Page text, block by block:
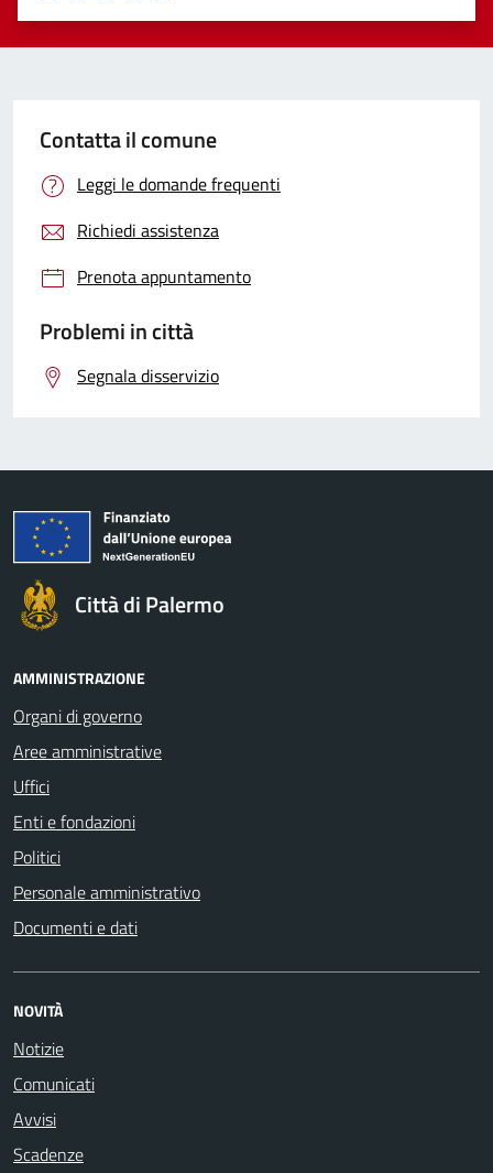
Valuta 5 stelle su 5
Valuta 4 stelle su 5
Valuta 3 stelle su 5
Valuta 2 stelle su 5
Valuta 1 stelle su 5
Contatta il comune
Leggi le domande frequenti
Richiedi assistenza
Prenota appuntamento
Problemi in città
Segnala disservizio
Città di Palermo
AMMINISTRAZIONE
Organi di governo
Aree amministrative
Uffici
Enti e fondazioni
Politici
Personale amministrativo
Documenti e dati
NOVITÀ
Notizie
Comunicati
Avvisi
Scadenze